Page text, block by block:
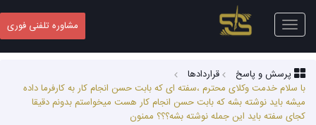
Toggle
navigation
مشاوره تلفنی فوری
پرسش و پاسخ
قراردادها
با سلام خدمت وکلای محترم ،سفته ای که بابت حسن انجام کار به کارفرما داده
میشه باید نوشته بشه که بابت حسن انجام کار هست میخواستم بدونم دقیقا
کجای سفته باید این جمله نوشته بشه؟؟؟ ممنون